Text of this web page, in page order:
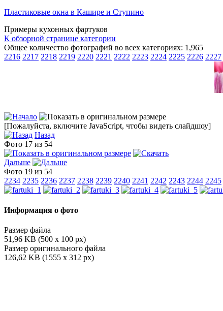
Пластиковые окна в Кашире и Ступино
Примеры кухонных фартуков
К обзорной странице категории
Общее количество фотографий во всех категориях: 1,965
2216 2217 2218 2219 2220 2221 2222 2223 2224 2225 2226 2227
[Пожалуйста, включите JavaScript, чтобы видеть слайдшоу]
Назад
Фото 17 из 54
Дальше
Фото 19 из 54
2234 2235 2236 2237 2238 2239 2240 2241 2242 2243 2244 2245
Информация о фото
Размер файла
51,96 KB (500 x 100 px)
Размер оригинального файла
126,62 KB (1555 x 312 px)